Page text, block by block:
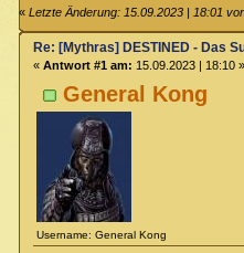
«Letzte Änderung: 15.09.2023 | 18:01
General Kong
Username: General Kong
Re: [Mythras] DESTINED - Das
« Antwort #1 am: 15.09.2023 | 18:10 »